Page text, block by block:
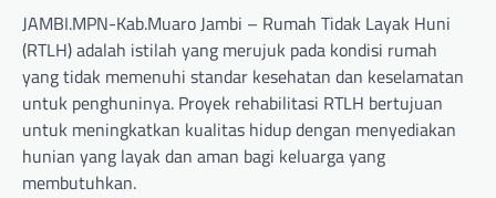
JAMBI.MPN-Kab.Muaro Jambi – Rumah Tidak Layak Huni
(RTLH) adalah istilah yang merujuk pada kondisi rumah
yang tidak memenuhi standar kesehatan dan keselamatan
untuk penghuninya. Proyek rehabilitasi RTLH bertujuan
untuk meningkatkan kualitas hidup dengan menyediakan
hunian yang layak dan aman bagi keluarga yang
membutuhkan.